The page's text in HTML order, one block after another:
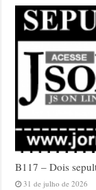
B117 – Dois
31 de julho de 2026